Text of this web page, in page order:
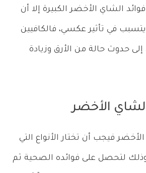
الشاي الأخضر الكبيرة إلا أن
يتسبب في تأثير عكسي، فالكافيين
حدوث حالة من الأرق وزيادة
الأخضر
فيجب أن تختار الأنواع التي
وذلك لتحصل على فوائده الصحية ثم